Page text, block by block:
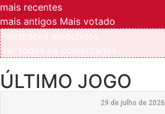
mais recentes
mais antigos Mais votado
ÚLTIMO JOGO
29 de julho de 2026